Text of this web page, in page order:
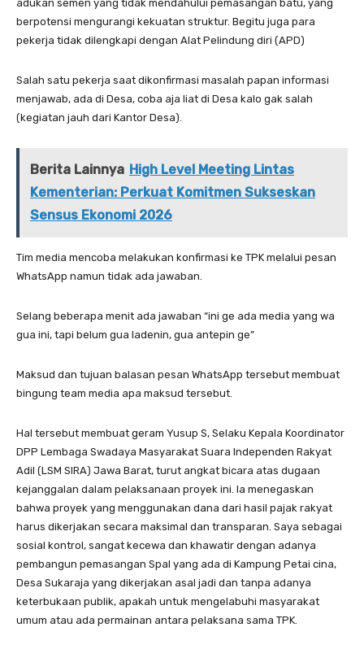
adukan semen yang tidak mendahului pemasangan batu, yang
berpotensi mengurangi kekuatan struktur. Begitu juga para
pekerja tidak dilengkapi dengan Alat Pelindung diri (APD)
Salah satu pekerja saat dikonfirmasi masalah papan informasi
menjawab, ada di Desa, coba aja liat di Desa kalo gak salah
(kegiatan jauh dari Kantor Desa).
Berita Lainnya High Level Meeting Lintas
Kementerian: Perkuat Komitmen Sukseskan
Sensus Ekonomi 2026
Tim media mencoba melakukan konfirmasi ke TPK melalui pesan
WhatsApp namun tidak ada jawaban.
Selang beberapa menit ada jawaban “ini ge ada media yang wa
gua ini, tapi belum gua ladenin, gua antepin ge”
Maksud dan tujuan balasan pesan WhatsApp tersebut membuat
bingung team media apa maksud tersebut.
Hal tersebut membuat geram Yusup S, Selaku Kepala Koordinator
DPP Lembaga Swadaya Masyarakat Suara Independen Rakyat
Adil (LSM SIRA) Jawa Barat, turut angkat bicara atas dugaan
kejanggalan dalam pelaksanaan proyek ini. Ia menegaskan
bahwa proyek yang menggunakan dana dari hasil pajak rakyat
harus dikerjakan secara maksimal dan transparan. Saya sebagai
sosial kontrol, sangat kecewa dan khawatir dengan adanya
pembangun pemasangan Spal yang ada di Kampung Petai cina,
Desa Sukaraja yang dikerjakan asal jadi dan tanpa adanya
keterbukaan publik, apakah untuk mengelabuhi masyarakat
umum atau ada permainan antara pelaksana sama TPK.